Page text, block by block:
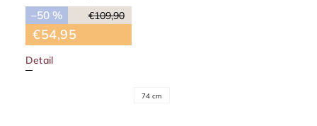
€109,90
–50 %
€54,95
Detail
74 cm